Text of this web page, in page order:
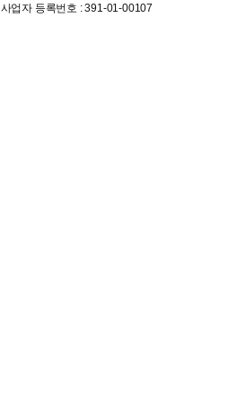
사업자 등록번호 : 391-01-00107